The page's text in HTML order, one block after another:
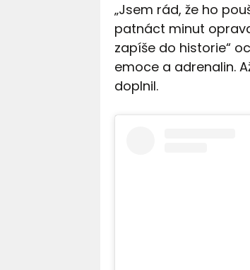
„Jsem rád, že ho
patnáct minut
zapíše do historie“
emoce a adrenalin.
doplnil.